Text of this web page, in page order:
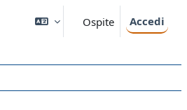
Ospite Accedi